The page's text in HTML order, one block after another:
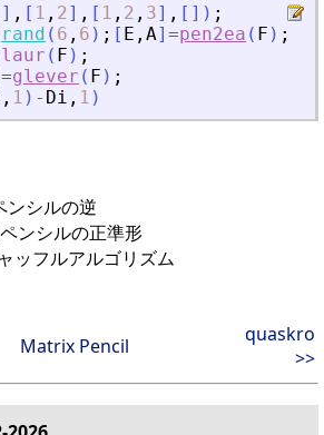
] , [ 1 , 2] , [ 1 , 2 , 3] , [ ] ) ;
rand ( 6 , 6 ) ; [ E , A] =pen2ea ( F ) ;
( F ) ;
=glever ( F ) ;
, 1 ) - Di , 1 )
シルの逆
ンシルの正準形
ッフルアルゴリズム
Matrix Pencil
quaskro
>>